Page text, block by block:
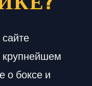
о боксе и